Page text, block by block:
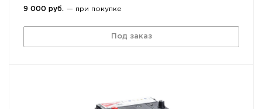
9 000 руб. — при покупке
Под заказ